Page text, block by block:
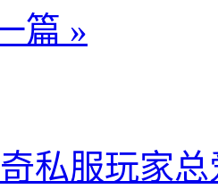
篇 »
私服玩家